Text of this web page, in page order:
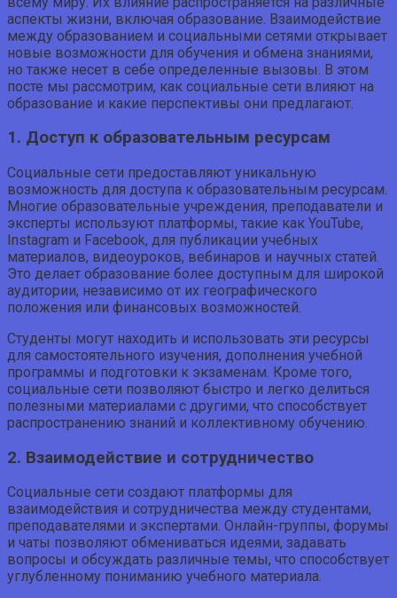
аспекты жизни, включая образование. Взаимодействие
между образованием и социальными сетями открывает
новые возможности для обучения и обмена знаниями,
но также несет в себе определенные вызовы. В этом
посте мы рассмотрим, как социальные сети влияют на
образование и какие перспективы они предлагают.
1. Доступ к образовательным ресурсам
Социальные сети предоставляют уникальную
возможность для доступа к образовательным ресурсам.
Многие образовательные учреждения, преподаватели и
эксперты используют платформы, такие как YouTube,
Instagram и Facebook, для публикации учебных
материалов, видеоуроков, вебинаров и научных статей.
Это делает образование более доступным для широкой
аудитории, независимо от их географического
положения или финансовых возможностей.
Студенты могут находить и использовать эти ресурсы
для самостоятельного изучения, дополнения учебной
программы и подготовки к экзаменам. Кроме того,
социальные сети позволяют быстро и легко делиться
полезными материалами с другими, что способствует
распространению знаний и коллективному обучению.
2. Взаимодействие и сотрудничество
Социальные сети создают платформы для
взаимодействия и сотрудничества между студентами,
преподавателями и экспертами. Онлайн-группы, форумы
и чаты позволяют обмениваться идеями, задавать
вопросы и обсуждать различные темы, что способствует
углубленному пониманию учебного материала.